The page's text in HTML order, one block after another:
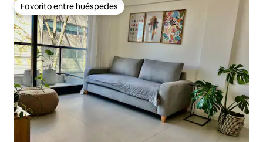
Favorito entre huéspedes
Favorito entre huéspedes